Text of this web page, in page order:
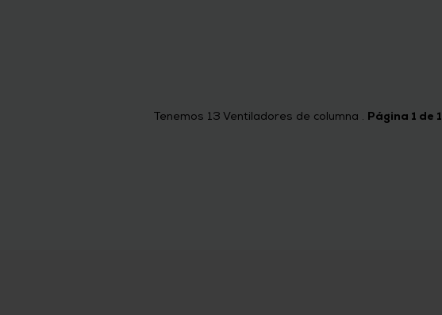
Tenemos 13 Ventiladores de columna . Página 1 de 1